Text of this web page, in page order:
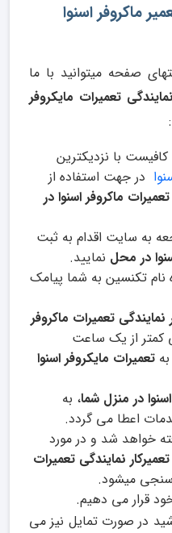
ماکروفر اسنوا
صفحه میتوانید با ما
نمایندگی تعمیرات مایکروفر
با نزدیکترین
در جهت استفاده از
ماکروفر اسنوا در
به سایت اقدام به ثبت
در محل نمایید.
تکنسین به شما پیامک
تعمیرات ماکروفر
کمتر از یک ساعت
تعمیرات مایکروفر اسنوا
در منزل شما، به
اعطا می گردد.
خواهد شد و در مورد
نمایندگی تعمیرات
میشود.
قرار می دهیم.
در صورت تمایل نیز می